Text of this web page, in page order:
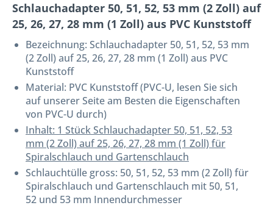
Schlauchadapter 50, 51, 52, 53 mm (2 Zoll) auf
25, 26, 27, 28 mm (1 Zoll) aus PVC Kunststoff
Bezeichnung: Schlauchadapter 50, 51, 52, 53 mm
(2 Zoll) auf 25, 26, 27, 28 mm (1 Zoll) aus PVC
Kunststoff
Material: PVC Kunststoff (PVC-U, lesen Sie sich
auf unserer Seite am Besten die Eigenschaften
von PVC-U durch)
Inhalt: 1 Stück Schlauchadapter 50, 51, 52, 53
mm (2 Zoll) auf 25, 26, 27, 28 mm (1 Zoll) für
Spiralschlauch und Gartenschlauch
Schlauchtülle gross: 50, 51, 52, 53 mm (2 Zoll) für
Spiralschlauch und Gartenschlauch mit 50, 51,
52 und 53 mm Innendurchmesser